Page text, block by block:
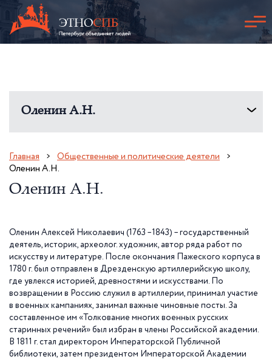
Оленин А.Н.
Главная
Общественные и политические деятели
Оленин А.Н.
Оленин А.Н.
Оленин Алексей Николаевич (1763 –1843) – государственный
деятель, историк, археолог. художник, автор ряда работ по
искусству и литературе. После окончания Пажеского корпуса в
1780 г. был отправлен в Дрезденскую артиллерийскую школу,
где увлекся историей, древностями и искусствами. По
возвращении в Россию служил в артиллерии, принимал участие
в военных кампаниях, занимал важные чиновные посты. За
составленное им «Толкование многих военных русских
старинных речений» был избран в члены Российской академии.
В 1811 г. стал директором Императорской Публичной
библиотеки, затем президентом Императорской Академии